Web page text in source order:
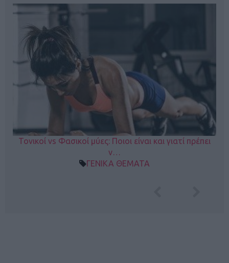
Τονικοί vs Φασικοί μύες: Ποιοι είναι και γιατί πρέπει
ν…
ΓΕΝΙΚΑ ΘΕΜΑΤΑ